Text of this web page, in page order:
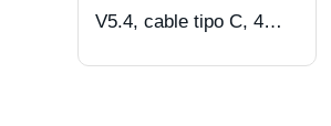
V5.4, cable tipo C, 4